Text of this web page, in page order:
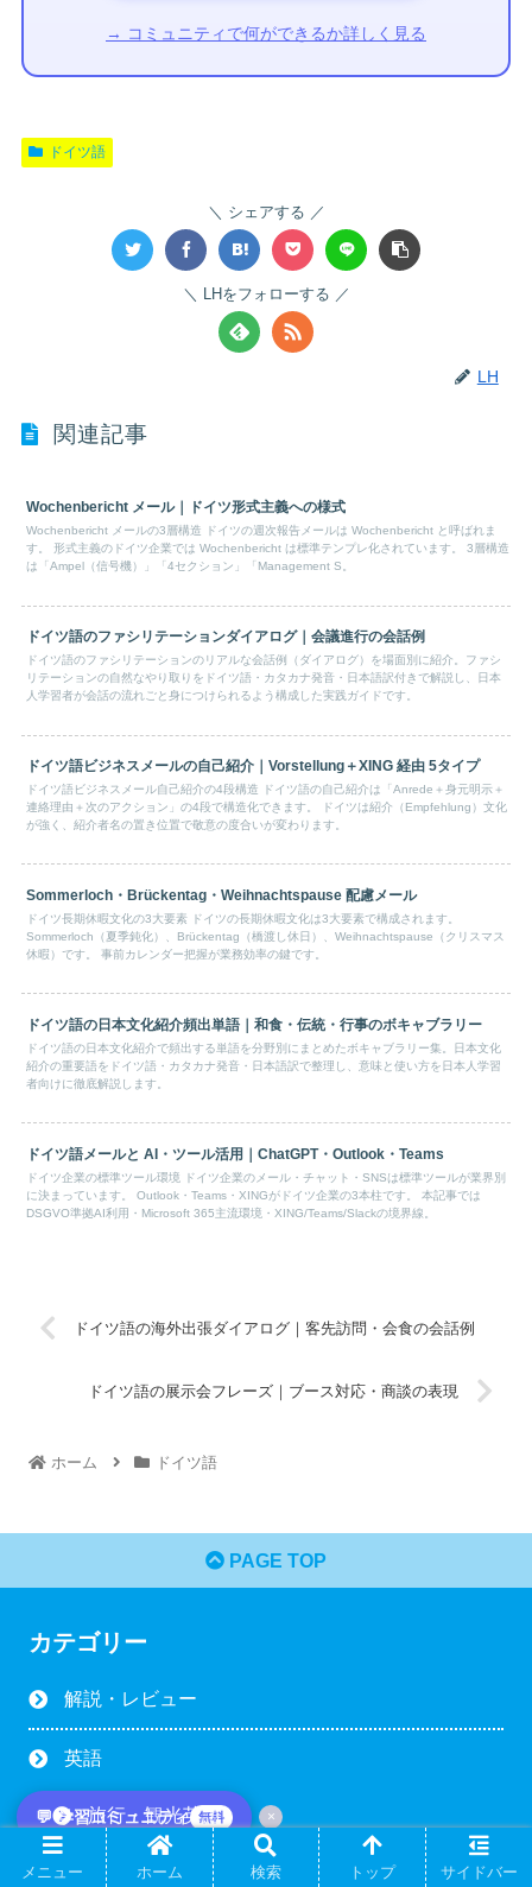
→ コミュニティで何ができるか詳しく見る
💬 学習コミュニティ 無料 ×
ドイツ語
シェアする
LHをフォローする
LH
関連記事
Wochenbericht メール｜ドイツ形式主義への様式
Wochenbericht メールの3層構造 ドイツの週次報告メールは Wochenbericht と呼ばれま
す。 形式主義のドイツ企業では Wochenbericht は標準テンプレ化されています。 3層構造
は「Ampel（信号機）」「4セクション」「Management S。
ドイツ語のファシリテーションダイアログ｜会議進行の会話例
ドイツ語のファシリテーションのリアルな会話例（ダイアログ）を場面別に紹介。ファシ
リテーションの自然なやり取りをドイツ語・カタカナ発音・日本語訳付きで解説し、日本
人学習者が会話の流れごと身につけられるよう構成した実践ガイドです。
ドイツ語ビジネスメールの自己紹介｜Vorstellung＋XING 経由 5タイプ
ドイツ語ビジネスメール自己紹介の4段構造 ドイツ語の自己紹介は「Anrede＋身元明示＋
連絡理由＋次のアクション」の4段で構造化できます。 ドイツは紹介（Empfehlung）文化
が強く、紹介者名の置き位置で敬意の度合いが変わります。
Sommerloch・Brückentag・Weihnachtspause 配慮メール
ドイツ長期休暇文化の3大要素 ドイツの長期休暇文化は3大要素で構成されます。
Sommerloch（夏季鈍化）、Brückentag（橋渡し休日）、Weihnachtspause（クリスマス
休暇）です。 事前カレンダー把握が業務効率の鍵です。
ドイツ語の日本文化紹介頻出単語｜和食・伝統・行事のボキャブラリー
ドイツ語の日本文化紹介で頻出する単語を分野別にまとめたボキャブラリー集。日本文化
紹介の重要語をドイツ語・カタカナ発音・日本語訳で整理し、意味と使い方を日本人学習
者向けに徹底解説します。
ドイツ語メールと AI・ツール活用｜ChatGPT・Outlook・Teams
ドイツ企業の標準ツール環境 ドイツ企業のメール・チャット・SNSは標準ツールが業界別
に決まっています。 Outlook・Teams・XINGがドイツ企業の3本柱です。 本記事では
DSGVO準拠AI利用・Microsoft 365主流環境・XING/Teams/Slackの境界線。
ドイツ語の海外出張ダイアログ｜客先訪問・会食の会話例
ドイツ語の展示会フレーズ｜ブース対応・商談の表現
ホーム ドイツ語
PAGE TOP
カテゴリー
解説・レビュー
英語
旅行・観光英語
カジュアル・日常英会話
メニュー ホーム 検索 トップ サイドバー